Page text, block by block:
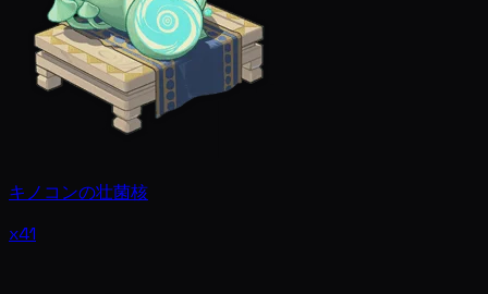
キノコンの壮菌核
x41